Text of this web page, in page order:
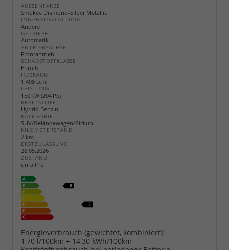
AUSSENFARBE
Smokey Diamond-Silber Metallic
INNENAUSSTATTUNG
Andere
GETRIEBE
Automatik
ANTRIEBSACHSE
Frontantrieb
SCHADSTOFFKLASSE
Euro 6
HUBRAUM
1.498 ccm
LEISTUNG
150 kW (204 PS)
KRAFTSTOFF
Hybrid Benzin
KATEGORIE
SUV/Geländewagen/Pickup
KILOMETERSTAND
2 km
ERSTZULASSUNG
28.05.2026
ZUSTAND
unfallfrei
Energieverbrauch (gewichtet, kombiniert):
1,70 l/100km + 14,30 kWh/100km